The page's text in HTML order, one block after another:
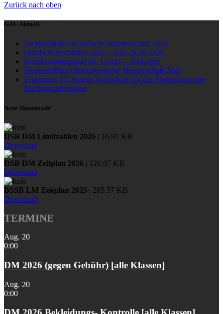
Zurück nach oben
GAU Aktuell
Trepperlplätze Bayerische Meisterschaft 2026
Oktoberfestschießen 2026 – Bus 26.09.2026
Bezirksdamenpokal Hl. Ursula – Vorkampf
Trepperlplätze Oberbayerische Meisterschaft 2026
Erinerung: 15. August ist Stichtag für die Änderungen der
Startberechtigungen
Neue Downloads
DSB DM Limitzahlen 2026 | 16.91 KB
Download
DSB DM Zeitplan 2026 | 126.07 KB
Download
BSSB LM Zeitplan 2025 | 285.57 KB
Download
TERMINE
Aug. 20
0:00
DM 2026 (gegen Gebühr) [alle Klassen]
Aug. 20
0:00